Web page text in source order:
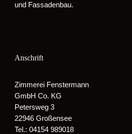
und Fassadenbau.
Anschrift
Zimmerei Fenstermann
GmbH Co. KG
Petersweg 3
22946 Großensee
Tel.: 04154 989018